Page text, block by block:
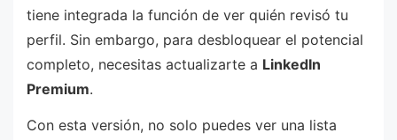
tiene integrada la función de ver quién revisó tu
perfil. Sin embargo, para desbloquear el potencial
completo, necesitas actualizarte a LinkedIn
Premium.
Con esta versión, no solo puedes ver una lista